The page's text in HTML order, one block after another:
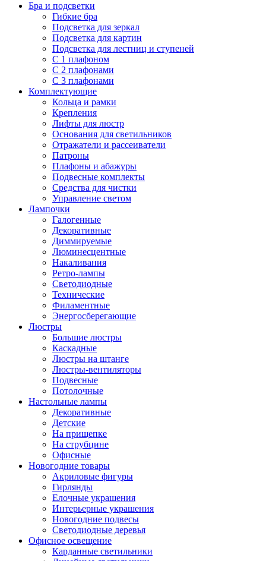
Бра и подсветки
Гибкие бра
Подсветка для зеркал
Подсветка для картин
Подсветка для лестниц и ступеней
С 1 плафоном
С 2 плафонами
С 3 плафонами
Комплектующие
Кольца и рамки
Крепления
Лифты для люстр
Основания для светильников
Отражатели и рассеиватели
Патроны
Плафоны и абажуры
Подвесные комплекты
Средства для чистки
Управление светом
Лампочки
Галогенные
Декоративные
Диммируемые
Люминесцентные
Накаливания
Ретро-лампы
Светодиодные
Технические
Филаментные
Энергосберегающие
Люстры
Большие люстры
Каскадные
Люстры на штанге
Люстры-вентиляторы
Подвесные
Потолочные
Настольные лампы
Декоративные
Детские
На прищепке
На струбцине
Офисные
Новогодние товары
Акриловые фигуры
Гирлянды
Елочные украшения
Интерьерные украшения
Новогодние подвесы
Светодиодные деревья
Офисное освещение
Карданные светильники